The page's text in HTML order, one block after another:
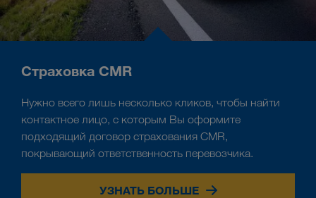
Страховка CMR
Нужно всего лишь несколько кликов, чтобы найти
контактное лицо, с которым Вы оформите
подходящий договор страхования CMR,
покрывающий ответственность перевозчика.
УЗНАТЬ БОЛЬШЕ